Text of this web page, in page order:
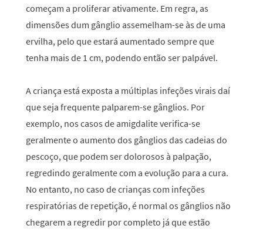
começam a proliferar ativamente. Em regra, as
dimensões dum gânglio assemelham-se às de uma
ervilha, pelo que estará aumentado sempre que
tenha mais de 1 cm, podendo então ser palpável.
A criança está exposta a múltiplas infeções virais daí
que seja frequente palparem-se gânglios. Por
exemplo, nos casos de amigdalite verifica-se
geralmente o aumento dos gânglios das cadeias do
pescoço, que podem ser dolorosos à palpação,
regredindo geralmente com a evolução para a cura.
No entanto, no caso de crianças com infeções
respiratórias de repetição, é normal os gânglios não
chegarem a regredir por completo já que estão